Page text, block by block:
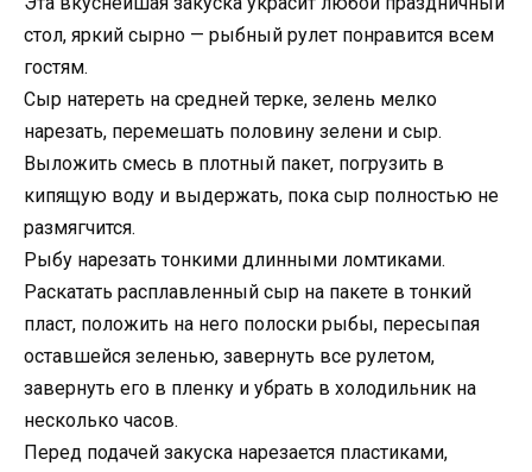
стол, яркий сырно — рыбный рулет понравится всем
гостям.
Сыр натереть на средней терке, зелень мелко
нарезать, перемешать половину зелени и сыр.
Выложить смесь в плотный пакет, погрузить в
кипящую воду и выдержать, пока сыр полностью не
размягчится.
Рыбу нарезать тонкими длинными ломтиками.
Раскатать расплавленный сыр на пакете в тонкий
пласт, положить на него полоски рыбы, пересыпая
оставшейся зеленью, завернуть все рулетом,
завернуть его в пленку и убрать в холодильник на
несколько часов.
Перед подачей закуска нарезается пластиками,